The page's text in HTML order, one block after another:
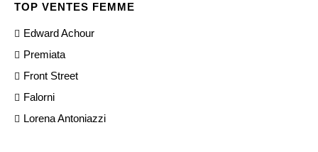
TOP VENTES FEMME
Edward Achour
Premiata
Front Street
Falorni
Lorena Antoniazzi